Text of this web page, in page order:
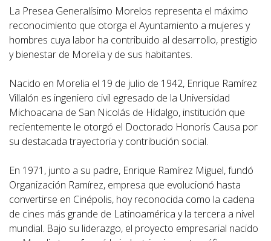
La Presea Generalísimo Morelos representa el máximo
reconocimiento que otorga el Ayuntamiento a mujeres y
hombres cuya labor ha contribuido al desarrollo, prestigio
y bienestar de Morelia y de sus habitantes.
Nacido en Morelia el 19 de julio de 1942, Enrique Ramírez
Villalón es ingeniero civil egresado de la Universidad
Michoacana de San Nicolás de Hidalgo, institución que
recientemente le otorgó el Doctorado Honoris Causa por
su destacada trayectoria y contribución social.
En 1971, junto a su padre, Enrique Ramírez Miguel, fundó
Organización Ramírez, empresa que evolucionó hasta
convertirse en Cinépolis, hoy reconocida como la cadena
de cines más grande de Latinoamérica y la tercera a nivel
mundial. Bajo su liderazgo, el proyecto empresarial nacido